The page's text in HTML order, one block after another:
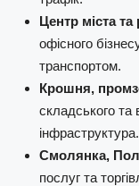
Центр міста
офісного
транспортом.
Крошня,
складського та
інфраструктура.
Смолянка,
послуг та